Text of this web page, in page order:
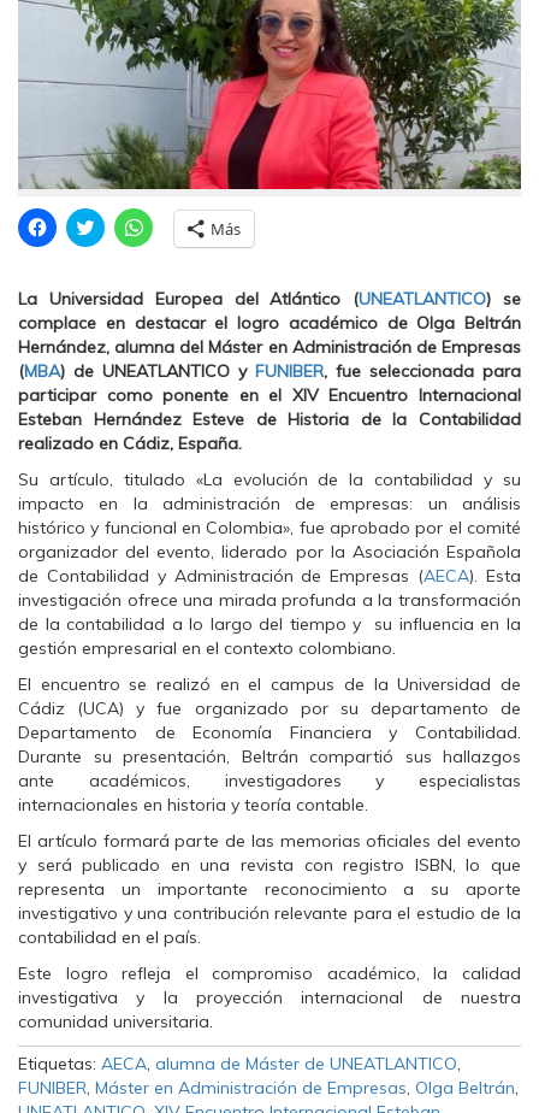
H
a
l
i
c
p
a
r
a
c
o
m
p
r
t
i
r
e
n
F
a
c
b
o
k
(
S
e
a
b
e
e
u
n
a
v
e
n
t
a
a
n
u
e
a
)
H
a
i
a
a
c
o
m
p
r
t
i
r
e
n
T
w
i
t
t
e
(
S
e
a
b
r
e
n
n
v
e
n
t
n
n
u
e
v
)
H
a
c
p
a
r
a
c
o
m
p
r
t
i
r
e
n
W
h
a
s
A
p
(
b
e
e
u
n
a
n
a
a
e
a
)
Más
La Universidad Europea del Atlántico (UNEATLANTICO) se
complace en destacar el logro académico de Olga Beltrán
Hernández, alumna del Máster en Administración de Empresas
(MBA) de UNEATLANTICO y FUNIBER, fue seleccionada para
participar como ponente en el XIV Encuentro Internacional
Esteban Hernández Esteve de Historia de la Contabilidad
realizado en Cádiz, España.
Su artículo, titulado «La evolución de la contabilidad y su
impacto en la administración de empresas: un análisis
histórico y funcional en Colombia», fue aprobado por el comité
organizador del evento, liderado por la Asociación Española
de Contabilidad y Administración de Empresas (AECA). Esta
investigación ofrece una mirada profunda a la transformación
de la contabilidad a lo largo del tiempo y su influencia en la
gestión empresarial en el contexto colombiano.
El encuentro se realizó en el campus de la Universidad de
Cádiz (UCA) y fue organizado por su departamento de
Departamento de Economía Financiera y Contabilidad.
Durante su presentación, Beltrán compartió sus hallazgos
ante académicos, investigadores y especialistas
internacionales en historia y teoría contable.
El artículo formará parte de las memorias oficiales del evento
y será publicado en una revista con registro ISBN, lo que
representa un importante reconocimiento a su aporte
investigativo y una contribución relevante para el estudio de la
contabilidad en el país.
Este logro refleja el compromiso académico, la calidad
investigativa y la proyección internacional de nuestra
comunidad universitaria.
Etiquetas: AECA, alumna de Máster de UNEATLANTICO,
FUNIBER, Máster en Administración de Empresas, Olga Beltrán,